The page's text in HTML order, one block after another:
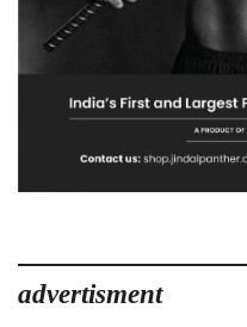
advertisment